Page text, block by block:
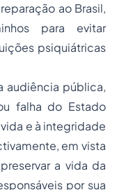
ao Brasil,
para evitar
psiquiátricas
audiência pública,
falha do Estado
e à integridade
em vista
a vida da
por sua